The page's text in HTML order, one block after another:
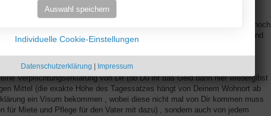
Vor-Schreibern erwähnt) befreit sind ; Gleiches gilt auch für Georgien .
den Alleinvertretungsanspruch erhebt . Das musst Du beim AA
der dt. Botschaft ein Visum zu beantragen ; jedenfalls habe ich bisher noch
sind ja ohnehin fast alle in der EU und genießen die EU-Freizügigkeit und
leben mit rumänischen Pässen (EU ohne Visa) , während die mit
Verpflichtungserklärung von Dir (ob Du ihr das Geld dann hier wiedergibst
Mittel (die exakte Höhe des Tagessatzes hängt von Deinem Wohnort ab
ein Visum bekommen , wobei diese nicht mal von Dir kommen muss
Miete und Pflege für den Vater mit dazu) , sondern auch von jedem
Auswahl speichern
Individuelle Cookie-Einstellungen
Datenschutzerklärung | Impressum